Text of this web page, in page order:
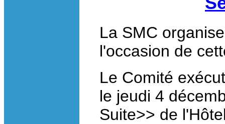
La SMC
l'occasion de
Le Comité
le jeudi 4
Suite>> de